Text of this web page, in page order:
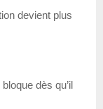
devient plus
dès qu’il